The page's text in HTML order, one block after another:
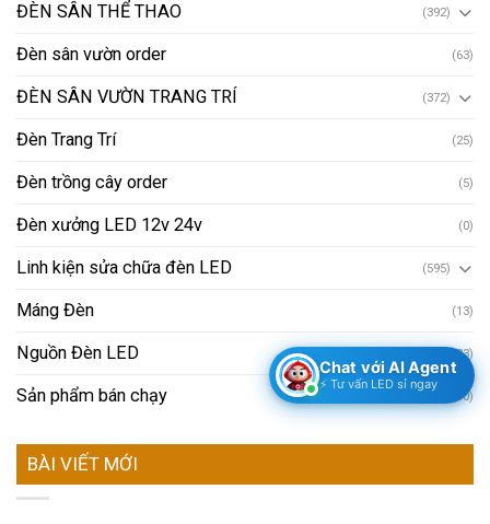
ĐÈN SÂN THỂ THAO (392)
Đèn sân vườn order (63)
ĐÈN SÂN VƯỜN TRANG TRÍ (372)
Đèn Trang Trí (25)
Đèn trồng cây order (5)
Đèn xưởng LED 12v 24v (0)
Linh kiện sửa chữa đèn LED (595)
Máng Đèn (13)
Nguồn Đèn LED (223)
Sản phẩm bán chạy (90)
BÀI VIẾT MỚI
Chat với AI Agent
⚡ Tư vấn LED sỉ ngay